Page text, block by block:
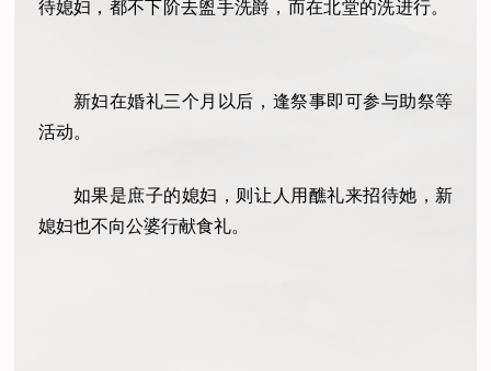
待媳妇，都不下阶去盥手洗爵，而在北堂的洗进行。
新妇在婚礼三个月以后，逢祭事即可参与助祭等
活动。
如果是庶子的媳妇，则让人用醮礼来招待她，新
媳妇也不向公婆行献食礼。